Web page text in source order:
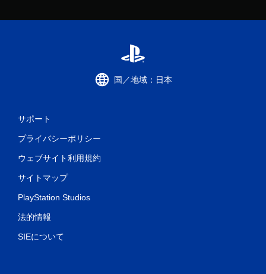
国／地域：日本
サポート
プライバシーポリシー
ウェブサイト利用規約
サイトマップ
PlayStation Studios
法的情報
SIEについて